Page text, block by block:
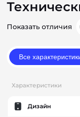
Показать отличия
Все
Характеристики
Дизайн